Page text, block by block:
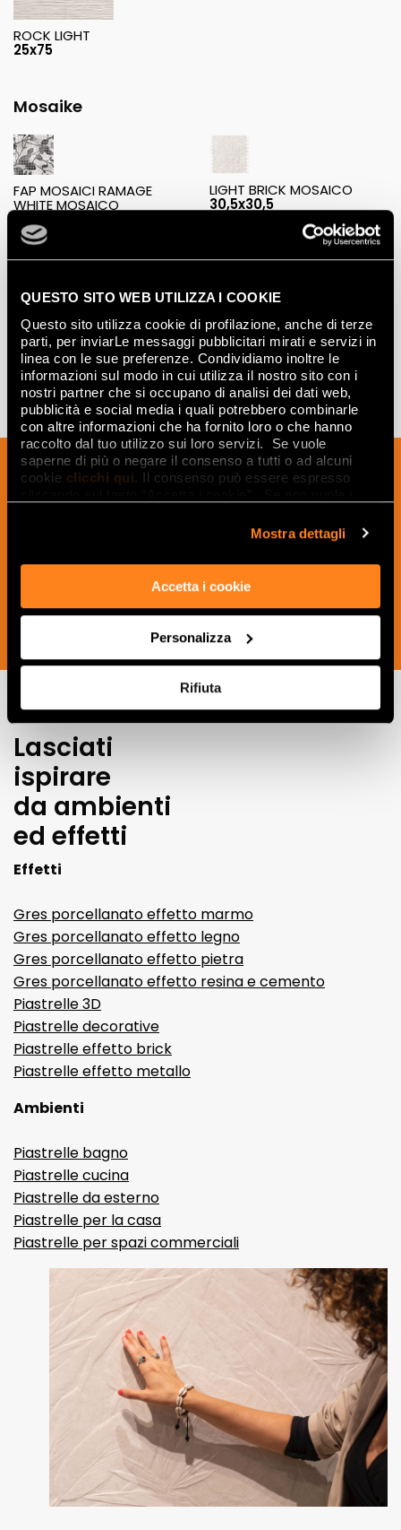
QUESTO SITO WEB UTILIZZA I COOKIE
Questo sito utilizza cookie di profilazione, anche di terze
parti, per inviarLe messaggi pubblicitari mirati e servizi in
linea con le sue preferenze. Condividiamo inoltre le
informazioni sul modo in cui utilizza il nostro sito con i
nostri partner che si occupano di analisi dei dati web,
pubblicità e social media i quali potrebbero combinarle
con altre informazioni che ha fornito loro o che hanno
raccolto dal tuo utilizzo sui loro servizi. Se vuole
saperne di più o negare il consenso a tutti o ad alcuni
cookie clicchi qui. Il consenso può essere espresso
Mostra dettagli
Accetta i cookie
Personalizza
Rifiuta
ROCK LIGHT
25x75
Mosaike
FAP MOSAICI RAMAGE
WHITE MOSAICO
LIGHT BRICK MOSAICO
30,5x30,5
LIGHT RANDOM MOSAICO
30,5x30,5
Melden Sie sich für unseren Newsletter
an, um Neuigkeiten, Aktualisierungen
Keramik und des Interior Designs zu
erhalten.
Lasciati
ispirare
da ambienti
ed effetti
Effetti
Gres porcellanato effetto marmo
Gres porcellanato effetto legno
Gres porcellanato effetto pietra
Gres porcellanato effetto resina e cemento
Piastrelle 3D
Piastrelle decorative
Piastrelle effetto brick
Piastrelle effetto metallo
Ambienti
Piastrelle bagno
Piastrelle cucina
Piastrelle da esterno
Piastrelle per la casa
Piastrelle per spazi commerciali